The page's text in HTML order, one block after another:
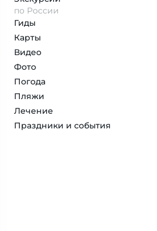
по России
Гиды
Карты
Видео
Фото
Погода
Пляжи
Лечение
Праздники и события